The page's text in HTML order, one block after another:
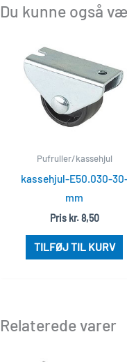
Du kunne også
Pufruller/kassehjul
kassehjul-E50.030-
mm
Pris kr.8,50
TILFØJ TIL KURV
Relaterede varer